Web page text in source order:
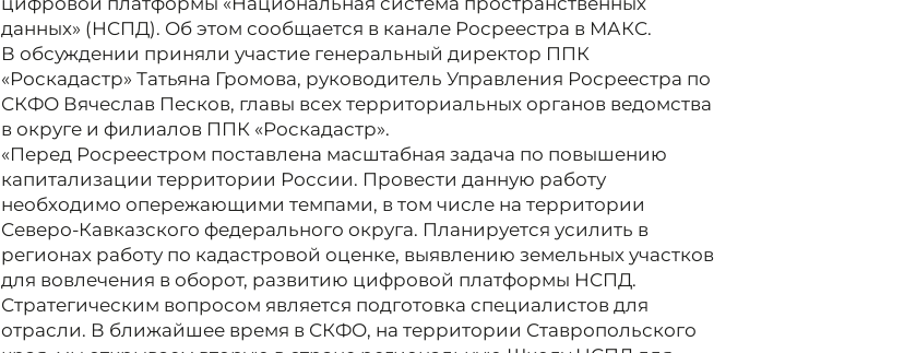
данных» (НСПД). Об этом сообщается в канале Росреестра в МАКС.
В обсуждении приняли участие генеральный директор ППК
«Роскадастр» Татьяна Громова, руководитель Управления Росреестра по
СКФО Вячеслав Песков, главы всех территориальных органов ведомства
в округе и филиалов ППК «Роскадастр».
«Перед Росреестром поставлена масштабная задача по повышению
капитализации территории России. Провести данную работу
необходимо опережающими темпами, в том числе на территории
Северо-Кавказского федерального округа. Планируется усилить в
регионах работу по кадастровой оценке, выявлению земельных участков
для вовлечения в оборот, развитию цифровой платформы НСПД.
Стратегическим вопросом является подготовка специалистов для
отрасли. В ближайшее время в СКФО, на территории Ставропольского